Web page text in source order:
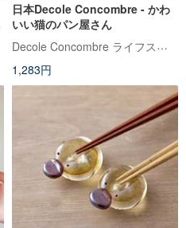
日本Decole Concombre - かわ
いい猫のパン屋さん
Decole Concombre ライフスタイル雑貨店
1,283円